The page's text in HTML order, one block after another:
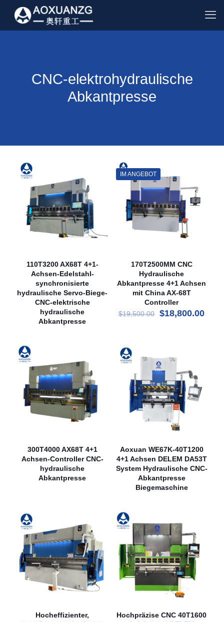
CNC-elektrohydraulische
Abkantpresse
110T3200 AX68T 4+1-
Achsen-Edelstahl-
synchronisierte
hydraulische Servo-Biege-
CNC-elektrische
hydraulische
Abkantpresse
IM ANGEBOT
170T2500MM CNC
Hydraulische
Abkantpresse 4+1 Achsen
mit China AX-68T
Controller
$19,500.00
Ursprünglicher
$18,800.00
300T4000 AX68T 4+1
Achsen-Controller CNC-
hydraulische
Abkantpresse
Aoxuan WE67K-40T1200
4+1 Achsen DELEM DA53T
System Hydraulische CNC-
Abkantpresse
Biegemaschine
Hocheffizienter,
Hochpräzise CNC 40T1600